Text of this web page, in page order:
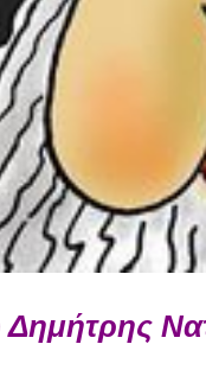
Δημήτρης